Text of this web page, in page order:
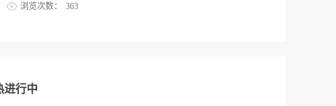
浏览次数： 363
进行中